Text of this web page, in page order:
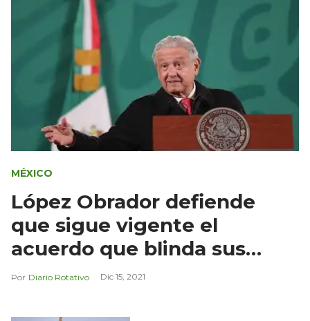
MÉXICO
López Obrador defiende
que sigue vigente el
acuerdo que blinda sus
megaobras
Diario Rotativo Dic 15, 2021